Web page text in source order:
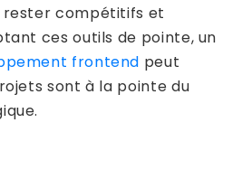
compétitifs et
ces outils de pointe, un
frontend peut
sont à la pointe du